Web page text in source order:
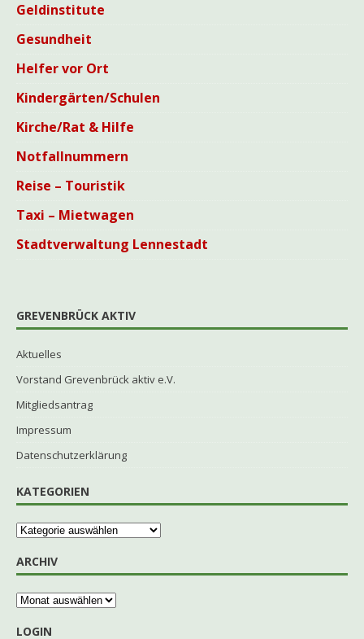
Geldinstitute
Gesundheit
Helfer vor Ort
Kindergärten/Schulen
Kirche/Rat & Hilfe
Notfallnummern
Reise – Touristik
Taxi – Mietwagen
Stadtverwaltung Lennestadt
GREVENBRÜCK AKTIV
Aktuelles
Vorstand Grevenbrück aktiv e.V.
Mitgliedsantrag
Impressum
Datenschutzerklärung
KATEGORIEN
ARCHIV
LOGIN